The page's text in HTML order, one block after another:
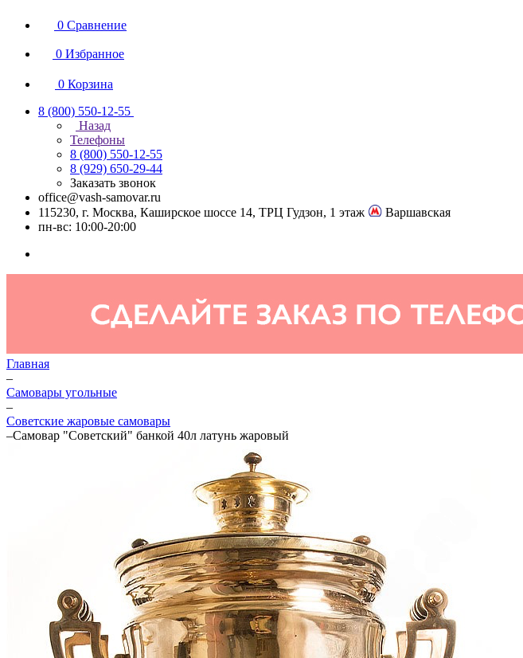
0 Сравнение
0 Избранное
0 Корзина
8 (800) 550-12-55
Назад
Телефоны
8 (800) 550-12-55
8 (929) 650-29-44
Заказать звонок
office@vash-samovar.ru
115230, г. Москва, Каширское шоссе 14, ТРЦ Гудзон, 1 этаж
Варшавская
пн-вс: 10:00-20:00
Главная
–
Самовары угольные
–
Советские жаровые самовары
–Самовар "Советский" банкой 40л латунь жаровый